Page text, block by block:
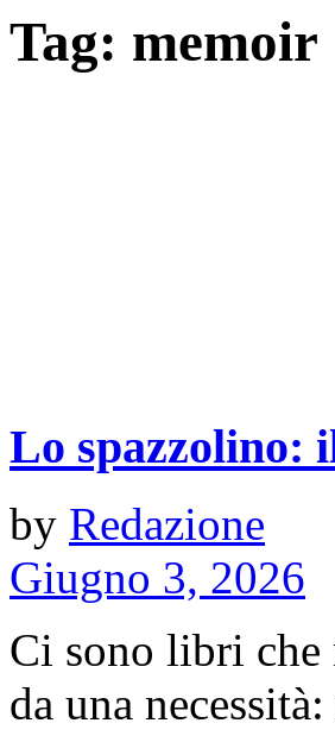
Tag: memoir
Lo spazzolino:
by Redazione
Giugno 3, 2026
Ci sono libri che
da una